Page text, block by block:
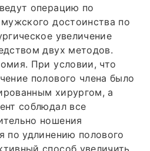
операцию по
достоинства по
увеличение
двух методов.
При условии, что
полового члена было
хирургом, а
соблюдал все
ношения
по удлинению полового
способ увеличить